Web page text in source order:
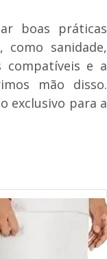
boas práticas
como sanidade,
compatíveis e a
mão disso.
exclusivo para a